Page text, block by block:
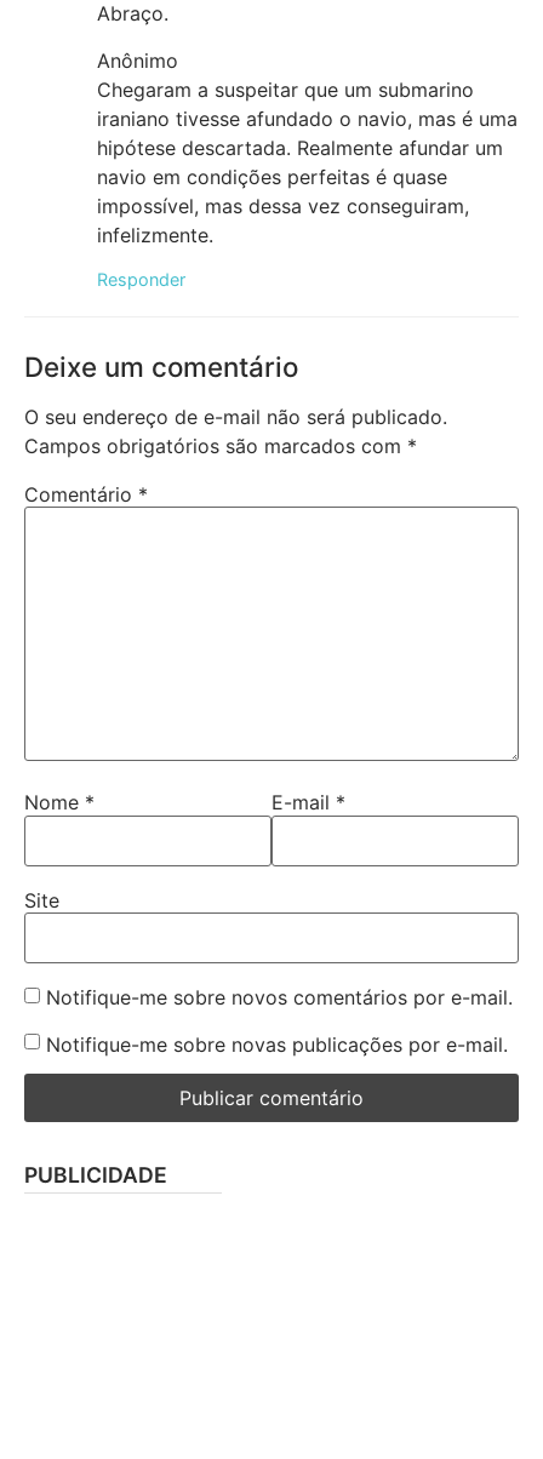
Abraço.
Anônimo
Chegaram a suspeitar que um submarino
iraniano tivesse afundado o navio, mas é uma
hipótese descartada. Realmente afundar um
navio em condições perfeitas é quase
impossível, mas dessa vez conseguiram,
infelizmente.
Responder
Deixe um comentário
O seu endereço de e-mail não será publicado.
Campos obrigatórios são marcados com *
Comentário *
Nome * E-mail *
Site
Notifique-me sobre novos comentários por e-mail.
Notifique-me sobre novas publicações por e-mail.
PUBLICIDADE